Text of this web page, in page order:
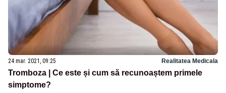
24 mar. 2021, 09:25 Realitatea Medicala
Tromboza | Ce este și cum să recunoaștem primele
simptome?